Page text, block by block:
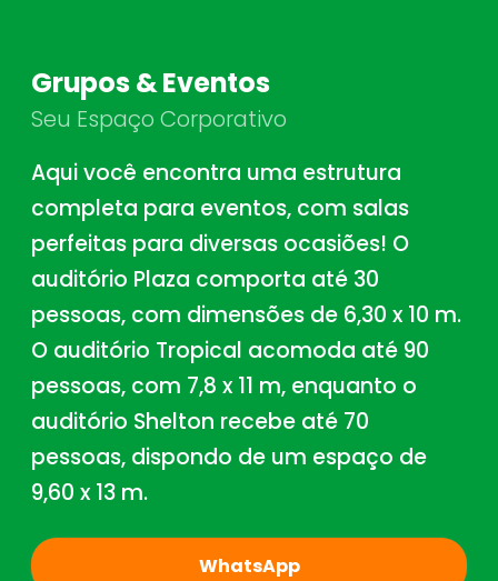
Grupos & Eventos
Seu Espaço Corporativo
Aqui você encontra uma estrutura
completa para eventos, com salas
perfeitas para diversas ocasiões! O
auditório Plaza comporta até 30
pessoas, com dimensões de 6,30 x 10 m.
O auditório Tropical acomoda até 90
pessoas, com 7,8 x 11 m, enquanto o
auditório Shelton recebe até 70
pessoas, dispondo de um espaço de
9,60 x 13 m.
WhatsApp